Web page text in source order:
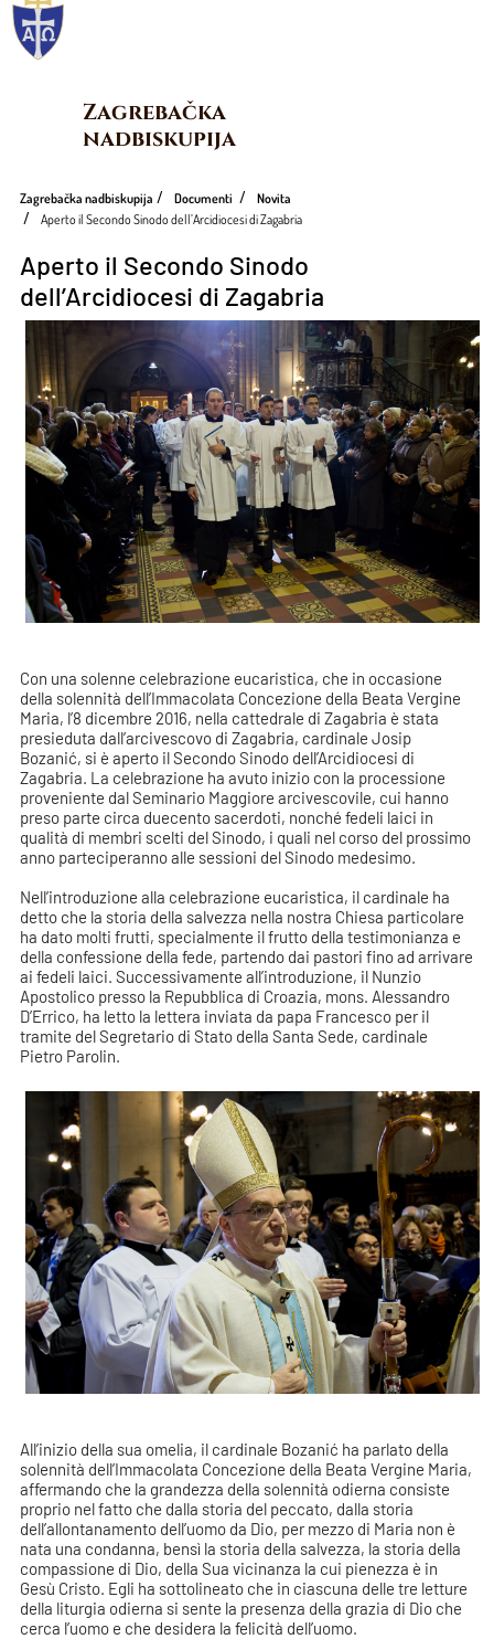
Zagrebačka
nadbiskupija
Zagrebačka nadbiskupija Documenti
Novita
Aperto il Secondo Sinodo dell’Arcidiocesi di Zagabria
Aperto il Secondo Sinodo
dell’Arcidiocesi di Zagabria
Con una solenne celebrazione eucaristica, che in occasione
della solennità dell’Immacolata Concezione della Beata Vergine
Maria, l’8 dicembre 2016, nella cattedrale di Zagabria è stata
presieduta dall’arcivescovo di Zagabria, cardinale Josip
Bozanić, si è aperto il Secondo Sinodo dell’Arcidiocesi di
Zagabria. La celebrazione ha avuto inizio con la processione
proveniente dal Seminario Maggiore arcivescovile, cui hanno
preso parte circa duecento sacerdoti, nonché fedeli laici in
qualità di membri scelti del Sinodo, i quali nel corso del prossimo
anno parteciperanno alle sessioni del Sinodo medesimo.
Nell’introduzione alla celebrazione eucaristica, il cardinale ha
detto che la storia della salvezza nella nostra Chiesa particolare
ha dato molti frutti, specialmente il frutto della testimonianza e
della confessione della fede, partendo dai pastori fino ad arrivare
ai fedeli laici. Successivamente all’introduzione, il Nunzio
Apostolico presso la Repubblica di Croazia, mons. Alessandro
D’Errico, ha letto la lettera inviata da papa Francesco per il
tramite del Segretario di Stato della Santa Sede, cardinale
Pietro Parolin.
All’inizio della sua omelia, il cardinale Bozanić ha parlato della
solennità dell’Immacolata Concezione della Beata Vergine Maria,
affermando che la grandezza della solennità odierna consiste
proprio nel fatto che dalla storia del peccato, dalla storia
dell’allontanamento dell’uomo da Dio, per mezzo di Maria non è
nata una condanna, bensì la storia della salvezza, la storia della
compassione di Dio, della Sua vicinanza la cui pienezza è in
Gesù Cristo. Egli ha sottolineato che in ciascuna delle tre letture
della liturgia odierna si sente la presenza della grazia di Dio che
cerca l’uomo e che desidera la felicità dell’uomo.